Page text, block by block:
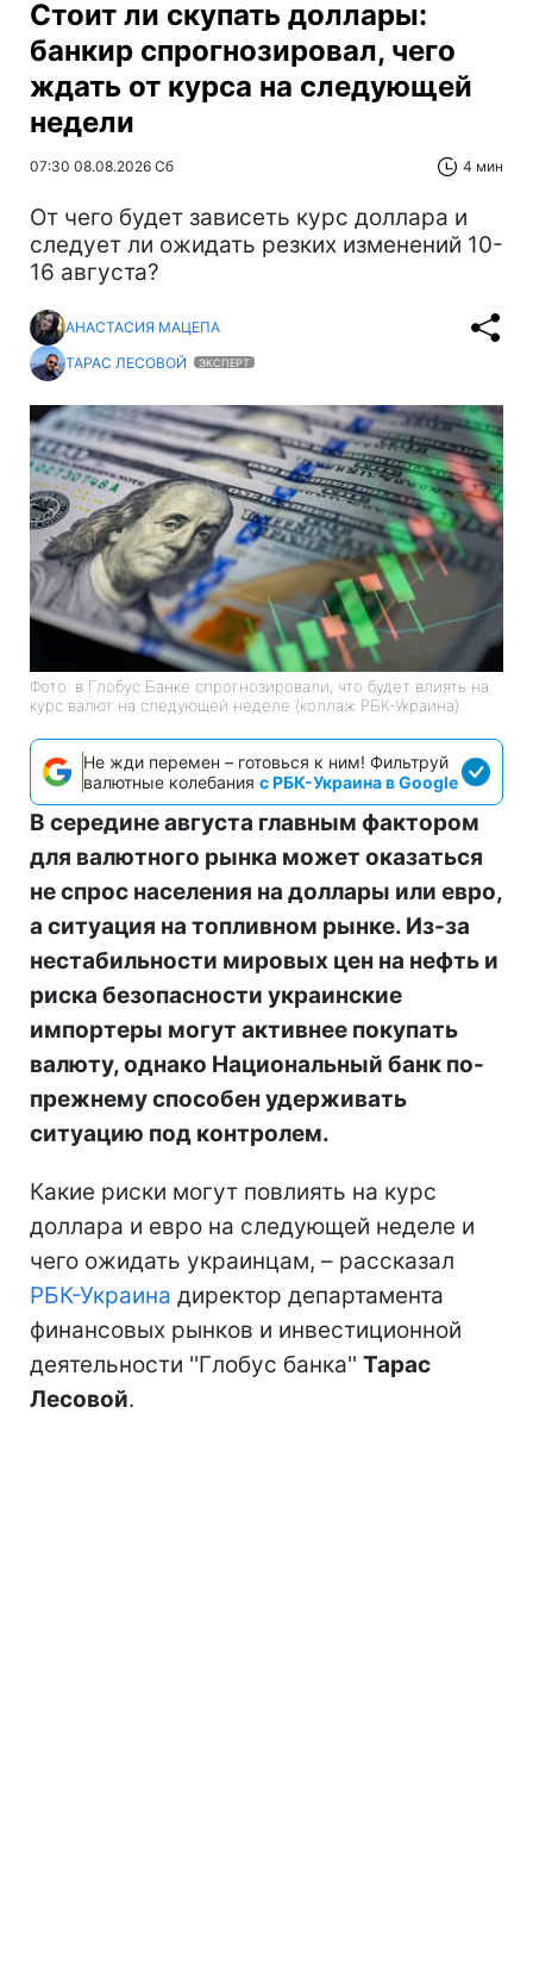
Стоит ли скупать доллары:
банкир спрогнозировал, чего
ждать от курса на следующей
недели
07:30 08.08.2026 Сб 4 мин
От чего будет зависеть курс доллара и
следует ли ожидать резких изменений 10-
16 августа?
АНАСТАСИЯ МАЦЕПА
ТАРАС ЛЕСОВОЙ
ЭКСПЕРТ
Фото: в Глобус Банке спрогнозировали, что будет влиять на
курс валют на следующей неделе (коллаж РБК-Украина)
Не жди перемен – готовься к ним! Фильтруй
валютные колебания с РБК-Украина в Google
В середине августа главным фактором
для валютного рынка может оказаться
не спрос населения на доллары или евро,
а ситуация на топливном рынке. Из-за
нестабильности мировых цен на нефть и
риска безопасности украинские
импортеры могут активнее покупать
валюту, однако Национальный банк по-
прежнему способен удерживать
ситуацию под контролем.
Какие риски могут повлиять на курс
доллара и евро на следующей неделе и
чего ожидать украинцам, – рассказал
РБК-Украина директор департамента
финансовых рынков и инвестиционной
деятельности ''Глобус банка'' Тарас
Лесовой.